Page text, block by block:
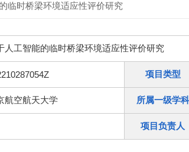
临时桥梁环境适应性评价研究
人工智能的临时桥梁环境适应性评价研究
项目类型
航空航天大学 所属一级学科
项目负责人